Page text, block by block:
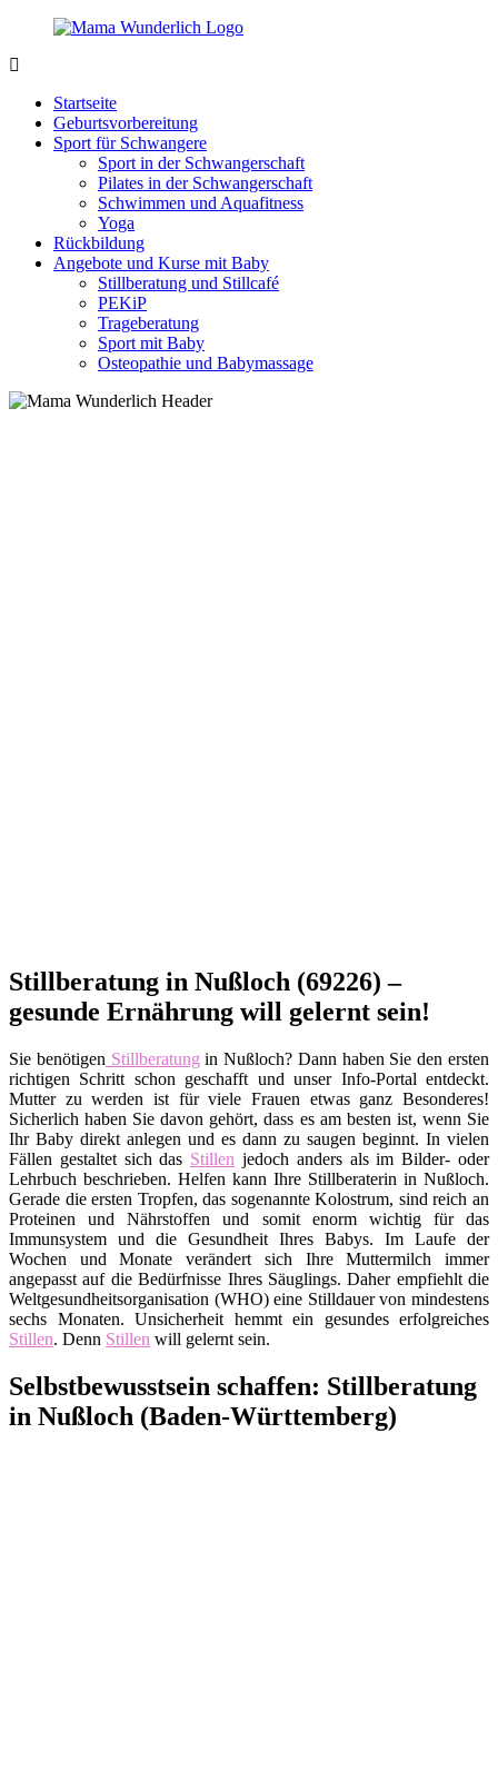
Zurück
Inhalt
sein
wunderbar!
Startseite
Geburtsvorbereitung
Sport für Schwangere
Sport in der Schwangerschaft
Pilates in der Schwangerschaft
Schwimmen und Aquafitness
Yoga
Rückbildung
Angebote und Kurse mit Baby
Stillberatung und Stillcafé
PEKiP
Trageberatung
Sport mit Baby
Osteopathie und Babymassage
Stillberatung in Nußloch (69226) –
gesunde Ernährung will gelernt sein!
Sie benötigen Stillberatung in Nußloch? Dann haben Sie den ersten
richtigen Schritt schon geschafft und unser Info-Portal entdeckt.
Mutter zu werden ist für viele Frauen etwas ganz Besonderes!
Sicherlich haben Sie davon gehört, dass es am besten ist, wenn Sie
Ihr Baby direkt anlegen und es dann zu saugen beginnt. In vielen
Fällen gestaltet sich das Stillen jedoch anders als im Bilder- oder
Lehrbuch beschrieben. Helfen kann Ihre Stillberaterin in Nußloch.
Gerade die ersten Tropfen, das sogenannte Kolostrum, sind reich an
Proteinen und Nährstoffen und somit enorm wichtig für das
Immunsystem und die Gesundheit Ihres Babys. Im Laufe der
Wochen und Monate verändert sich Ihre Muttermilch immer
angepasst auf die Bedürfnisse Ihres Säuglings. Daher empfiehlt die
Weltgesundheitsorganisation (WHO) eine Stilldauer von mindestens
sechs Monaten. Unsicherheit hemmt ein gesundes erfolgreiches
Stillen. Denn Stillen will gelernt sein.
Selbstbewusstsein schaffen: Stillberatung
in Nußloch (Baden-Württemberg)